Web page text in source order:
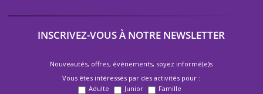
INSCRIVEZ-VOUS À NOTRE NEWSLETTER
Nouveautés, offres, évènements, soyez informé(e)s
Vous êtes intéressés par des activités pour :
Adulte
Junior
Famille